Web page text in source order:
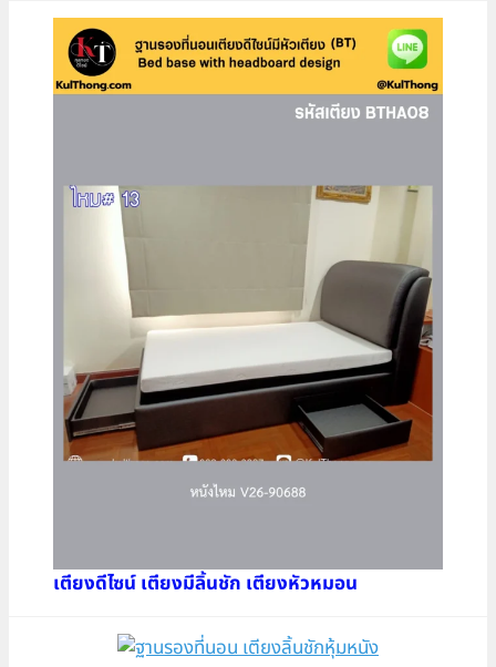
เตียงดีไซน์ เตียงมีลิ้นชัก เตียงหัวหมอน